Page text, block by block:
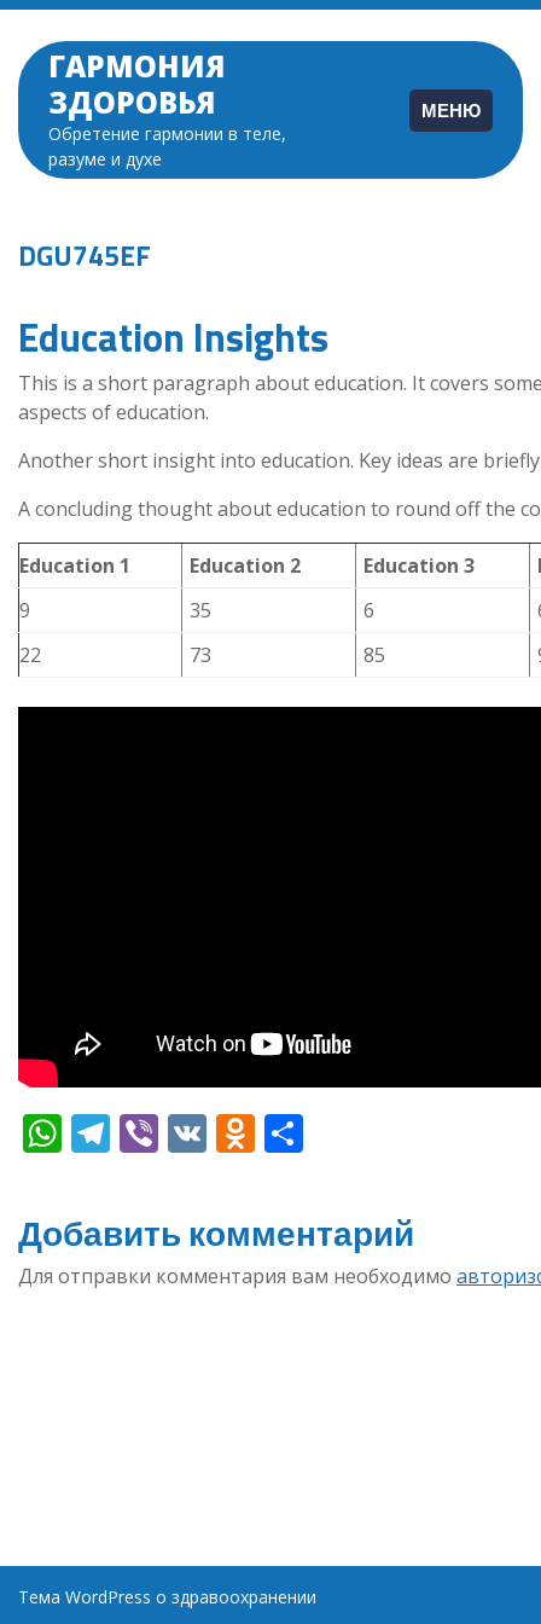
Перейти
содержимому
ГАРМОНИЯ
ЗДОРОВЬЯ
Обретение гармонии в теле,
разуме и духе
МЕНЮ
DGU745EF
Education Insights
This is a short paragraph about education. It covers
aspects of education.
Another short insight into education. Key ideas are
A concluding thought about education to round off the
Education 1 Education 2 Education 3
9
35 6
22
73 85
WhatsApp
Telegram
Viber
VK Odnoklassniki
Добавить комментарий
Для отправки комментария вам необходимо
Тема WordPress о здравоохранении